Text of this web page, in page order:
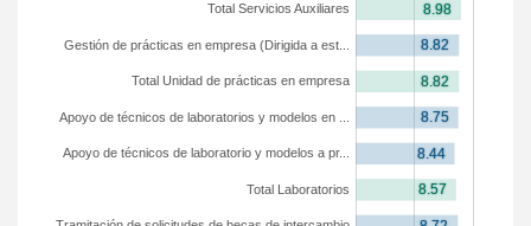
Total Laboratorios
Apoyo de técnicos de laboratorio y modelos a pr...
Apoyo de técnicos de laboratorios y modelos en ...
Total Unidad de prácticas en empresa
Gestión de prácticas en empresa (Dirigida a est...
Total Servicios Auxiliares